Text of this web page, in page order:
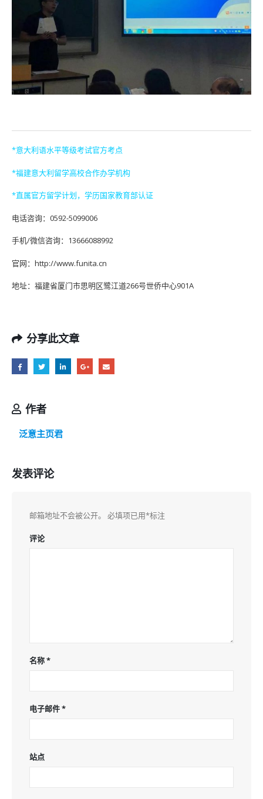
*意大利语水平等级考试官方考点
*福建意大利留学高校合作办学机构
*直属官方留学计划，学历国家教育部认证
电话咨询：0592-5099006
手机/微信咨询：13666088992
官网：http://www.funita.cn
地址：福建省厦门市思明区鹭江道266号世侨中心901A
分享此文章
作者
泛意主页君
发表评论
邮箱地址不会被公开。 必填项已用*标注
评论
名称*
电子邮件*
站点